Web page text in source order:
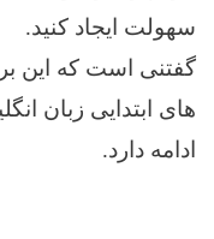
سهولت ایجاد کنید.
ادامه دارد.